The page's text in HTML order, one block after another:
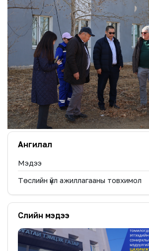
Ангилал
Мэдээ
Төслийн үйл ажиллагааны товхимол
Сүүлийн мэдээ